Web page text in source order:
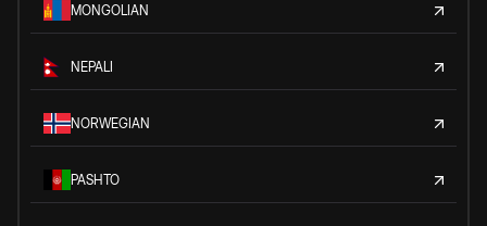
MONGOLIAN
NEPALI
NORWEGIAN
PASHTO